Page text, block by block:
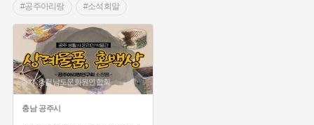
#공주아리랑 #소석회말
출처 :충청남도문화원연합회
충남 공주시